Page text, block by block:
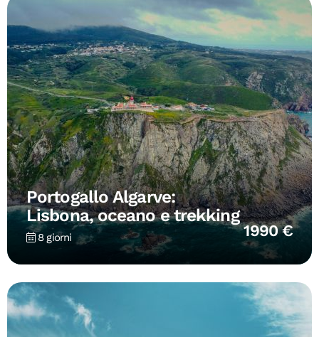
Portogallo Algarve:
Lisbona, oceano e trekking
8 giorni 1990 €